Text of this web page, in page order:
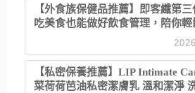
【外食族保健品推薦】即客纖第
吃美食也能做好飲食管理，陪你輕
【私密保養推薦】LIP Intimate
菜荷荷芭油私密潔膚乳 溫和潔淨